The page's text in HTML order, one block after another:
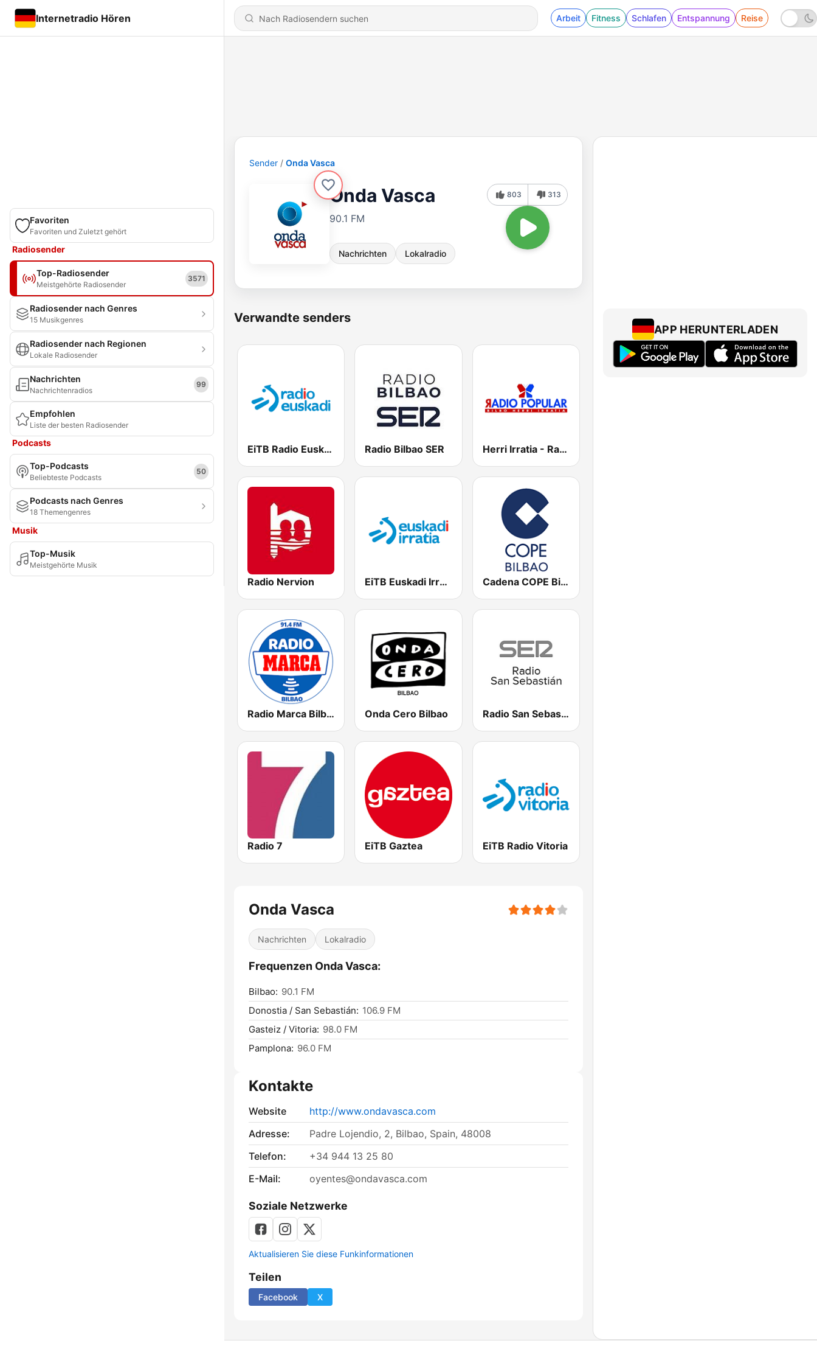
Internetradio Hören Arbeit Fitness Schlafen Entspannung Reise
Favoriten
Favoriten und Zuletzt gehört
Radiosender
Top-Radiosender
Meistgehörte Radiosender
3571
Radiosender nach Genres
15 Musikgenres
Radiosender nach Regionen
Lokale Radiosender
Nachrichten
Nachrichtenradios
99
Empfohlen
Liste der besten Radiosender
Podcasts
Top-Podcasts
Beliebteste Podcasts
50
Podcasts nach Genres
18 Themengenres
Musik
Top-Musik
Meistgehörte Musik
Sender Onda Vasca
Onda Vasca
90.1 FM
Nachrichten Lokalradio
803 313
Verwandte senders
EiTB Radio Euskadi Radio Bilbao SER Herri Irratia - Radio Popular
Radio Nervion EiTB Euskadi Irratia Cadena COPE Bilbao
Radio Marca Bilbao Onda Cero Bilbao Radio San Sebastián SER
Radio 7 EiTB Gaztea EiTB Radio Vitoria
Onda Vasca
Nachrichten Lokalradio
Frequenzen Onda Vasca:
Bilbao: 90.1 FM
Donostia / San Sebastián: 106.9 FM
Gasteiz / Vitoria: 98.0 FM
Pamplona: 96.0 FM
Kontakte
Website
http://www.ondavasca.com
Adresse:
Padre Lojendio, 2, Bilbao, Spain, 48008
Telefon:
+34 944 13 25 80
E-Mail:
oyentes@ondavasca.com
Soziale Netzwerke
Aktualisieren Sie diese Funkinformationen
Teilen
Facebook X
APP HERUNTERLADEN